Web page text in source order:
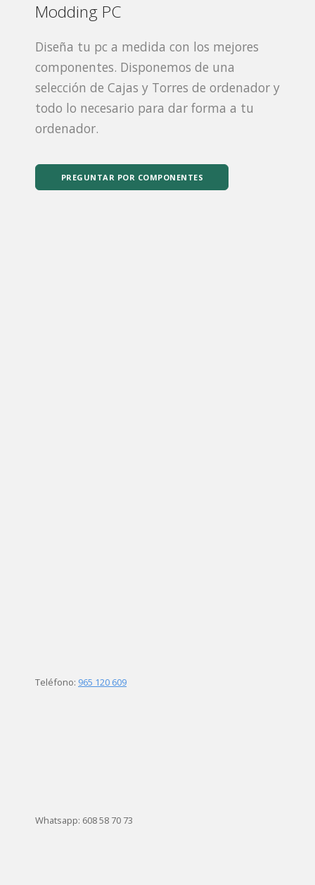
Modding PC
Diseña tu pc a medida con los mejores
componentes. Disponemos de una
selección de Cajas y Torres de ordenador y
todo lo necesario para dar forma a tu
ordenador.
PREGUNTAR POR COMPONENTES
Teléfono: 965 120 609
Whatsapp: 608 58 70 73